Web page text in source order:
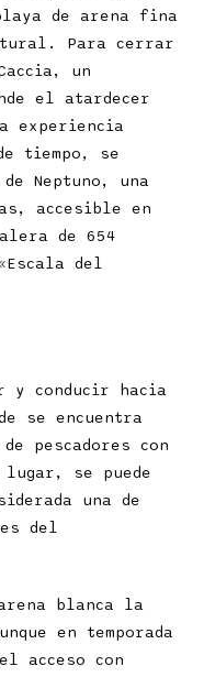
de arena fina
Para cerrar
un
el atardecer
experiencia
tiempo, se
Neptuno, una
accesible en
de 654
del
y conducir hacia
se encuentra
pescadores con
lugar, se puede
una de
del
blanca la
en temporada
acceso con